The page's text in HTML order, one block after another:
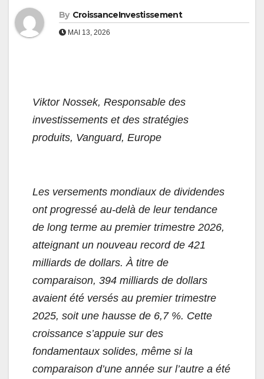
By CroissanceInvestissement
MAI 13, 2026
Viktor Nossek, Responsable des
investissements et des stratégies
produits, Vanguard, Europe
Les versements mondiaux de dividendes
ont progressé au-delà de leur tendance
de long terme au premier trimestre 2026,
atteignant un nouveau record de 421
milliards de dollars. À titre de
comparaison, 394 milliards de dollars
avaient été versés au premier trimestre
2025, soit une hausse de 6,7 %. Cette
croissance s’appuie sur des
fondamentaux solides, même si la
comparaison d’une année sur l’autre a été